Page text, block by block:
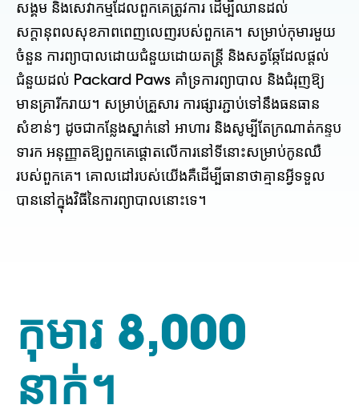
សង្គម និងសេវាកម្មដែលពួកគេត្រូវការ ដើម្បីឈានដល់
សក្តានុពលសុខភាពពេញលេញរបស់ពួកគេ។ សម្រាប់កុមារមួយ
ចំនួន ការព្យាបាលដោយជំនួយដោយតន្ត្រី និងសត្វឆ្កែដែលផ្តល់
ជំនួយដល់ Packard Paws គាំទ្រការព្យាបាល និងជំរុញឱ្យ
មានគ្រារីករាយ។ សម្រាប់គ្រួសារ ការផ្សារភ្ជាប់ទៅនឹងធនធាន
សំខាន់ៗ ដូចជាកន្លែងស្នាក់នៅ អាហារ និងសូម្បីតែក្រណាត់កន្ទប
ទារក អនុញ្ញាតឱ្យពួកគេផ្តោតលើការនៅទីនោះសម្រាប់កូនឈឺ
របស់ពួកគេ។ គោលដៅរបស់យើងគឺដើម្បីធានាថាគ្មានអ្វីទទួល
បាននៅក្នុងវិធីនៃការព្យាបាលនោះទេ។
កុមារ 8,000
នាក់។